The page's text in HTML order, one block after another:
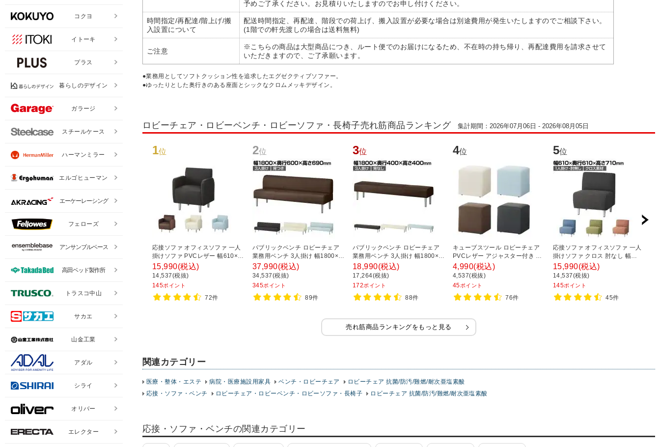
予めご了承ください。お見積りいたしますのでお申し付けください。
時間指定/再配達/階上げ/搬
入設置について
配送時間指定、再配達、階段での荷上げ、搬入設置が必要な場合は別途費用が発生いたしますのでご相談下さい。
(1階での軒先渡しの場合は送料無料)
ご注意
※こちらの商品は大型商品につき、ルート便でのお届けになるため、不在時の持ち帰り、再配達費用を請求させて
いただきますので、ご了承願います。
●業務用としてソフトクッション性を追求したエグゼクティブソファー。
●ゆったりとした奥行きのある座面とシックなクロムメッキデザイン。
ロビーチェア・ロビーベンチ・ロビーソファ・長椅子売れ筋商品ランキング 集計期間：2026年07月06日 - 2026年08月05日
1位
応接ソファ オフィスソファ 一人
掛けソファ PVCレザー 幅610×奥
行610×高さ710mm ベルセア
15,990(税込)
14,537(税抜)
145ポイント
72件
2位
パブリックベンチ ロビーチェア
業務用ベンチ 3人掛け 幅1800×奥
行600×高さ690×座高400mm 背
つき レザー
37,990(税込)
34,537(税抜)
345ポイント
89件
3位
パブリックベンチ ロビーチェア
業務用ベンチ 3人掛け 幅1800×奥
行400×高さ400×座高400mm 背
なし レザー
18,990(税込)
17,264(税抜)
172ポイント
88件
4位
キューブスツール ロビーチェア
PVCレザー アジャスター付き 幅
400×奥行400×高さ400mm 【ブ
ラック アイボリー ブルー ダーク
4,990(税込)
4,537(税抜)
45ポイント
76件
5位
応接ソファ オフィスソファ 一人
掛けソファ クロス 肘なし 幅
610×奥行610×高さ710mm ベル
セア
15,990(税込)
14,537(税抜)
145ポイント
45件
売れ筋商品ランキングをもっと見る
関連カテゴリー
医療・整体・エステ 病院・医療施設用家具 ベンチ・ロビーチェア
ロビーチェア 抗菌/防汚/難燃/耐次亜塩素酸
応接・ソファ・ベンチ
ロビーチェア・ロビーベンチ・ロビーソファ・長椅子 ロビーチェア 抗菌/防汚/難燃/耐次亜塩素酸
応接・ソファ・ベンチの関連カテゴリー
コクヨ
イトーキ
プラス
暮らしのデザイン
ガラージ
スチールケース
ハーマンミラー
エルゴヒューマン
エーケーレーシング
フェローズ
アンサンブルベース
高田ベッド製作所
トラスコ中山
サカエ
山金工業
アダル
シライ
オリバー
エレクター